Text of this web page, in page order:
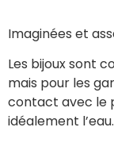
Imaginées et
Les bijoux sont
mais pour les
contact avec le
idéalement l’eau.